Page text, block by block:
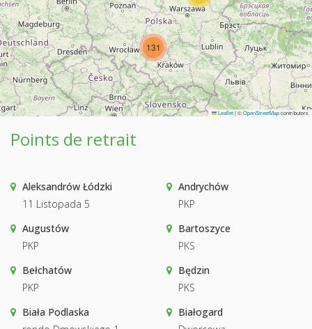
131
Leaflet|©OpenStreetMapcontributors
Points de retrait
Aleksandrów Łódzki
11 Listopada 5
Andrychów
PKP
Augustów
PKP
Bartoszyce
PKS
Bełchatów
PKP
Będzin
PKS
Biała Podlaska
Białogard